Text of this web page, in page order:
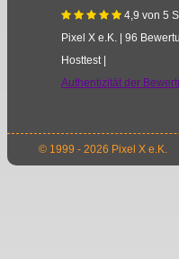
     4,9 von 5
Pixel X e.K.
96
Hosttest |
Authentizität der
© 1999 - 2026 Pixel X e.K.